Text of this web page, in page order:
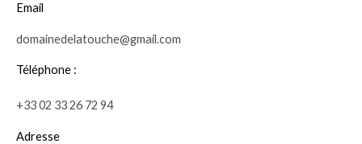
Email
domainedelatouche@gmail.com
Téléphone :
+33 02 33 26 72 94
Adresse